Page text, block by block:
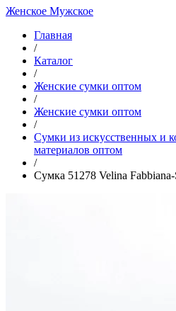
Женское Мужское
Главная
/
Каталог
/
Женские сумки оптом
/
Женские сумки оптом
/
Cумки из искусственных и
материалов оптом
/
Сумка 51278 Velina Fabbiana-